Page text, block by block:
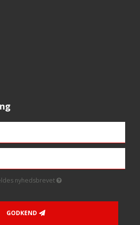
nyhedsbrevet
GODKEND